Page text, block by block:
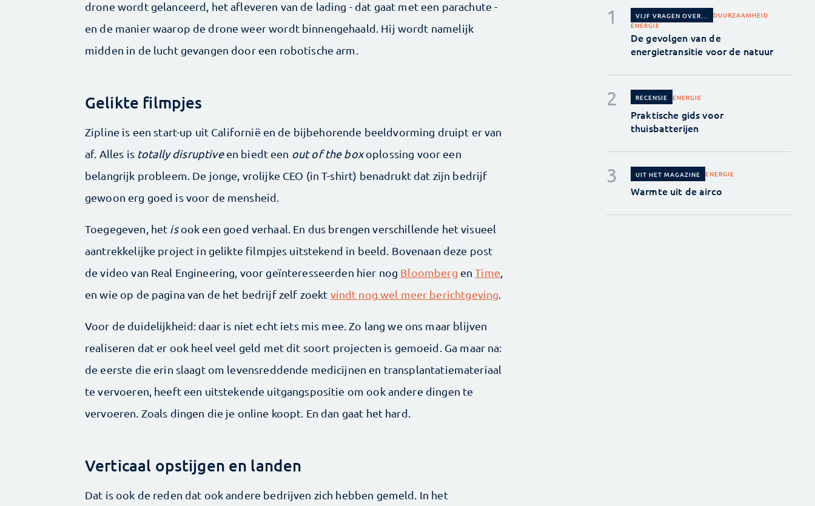
drone wordt gelanceerd, het afleveren van de lading - dat gaat met een parachute -
en de manier waarop de drone weer wordt binnengehaald. Hij wordt namelijk
midden in de lucht gevangen door een robotische arm.
Gelikte filmpjes
Zipline is een start-up uit Californië en de bijbehorende beeldvorming druipt er van
af. Alles is totally disruptiveen biedt een out of the boxoplossing voor een
belangrijk probleem. De jonge, vrolijke CEO (in T-shirt) benadrukt dat zijn bedrijf
gewoon erg goed is voor de mensheid.
Toegegeven, het isook een goed verhaal. En dus brengen verschillende het visueel
aantrekkelijke project in gelikte filmpjes uitstekend in beeld. Bovenaan deze post
de video van Real Engineering, voor geïnteresseerden hier nog Bloomberg enTime
en wie op de pagina van de het bedrijf zelf zoekt vindt nog wel meer berichtgeving
Voor de duidelijkheid: daar is niet echt iets mis mee. Zo lang we ons maar blijven
realiseren dat er ook heel veel geld met dit soort projecten is gemoeid. Ga maar na:
de eerste die erin slaagt om levensreddende medicijnen en transplantatiemateriaal
te vervoeren, heeft een uitstekende uitgangspositie om ook andere dingen te
vervoeren. Zoals dingen die je online koopt. En dan gaat het hard.
Verticaal opstijgen en landen
Dat is ook de reden dat ook andere bedrijven zich hebben gemeld. In het
VIJF VRAGEN OVER...
DUURZAAMHEID
ENERGIE
De gevolgen van de
energietransitie voor de natuur
RECENSIE ENERGIE
Praktische gids voor
thuisbatterijen
UIT HET MAGAZINE ENERGIE
Warmte uit de airco